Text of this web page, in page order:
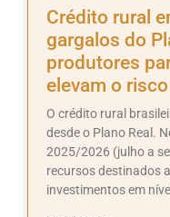
Crédito rural
gargalos do
produtores
elevam o
O crédito rural
desde o Plano Real.
2025/2026 (julho a
recursos destinados
investimentos em